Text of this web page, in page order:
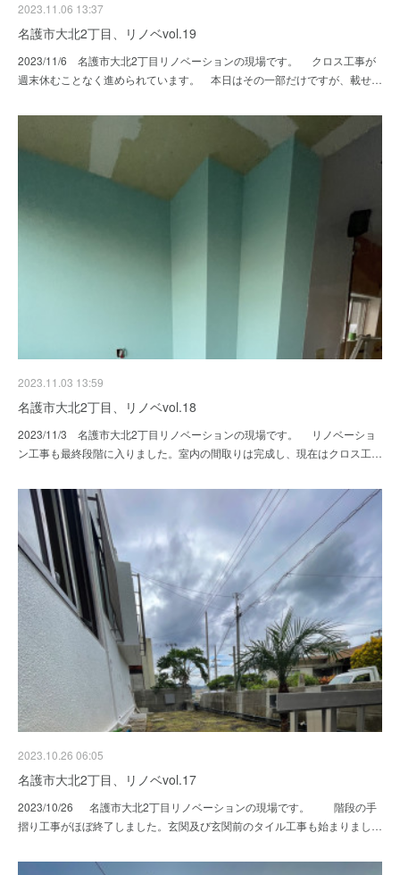
2023.11.06 13:37
名護市大北2丁目、リノベvol.19
2023/11/6 名護市大北2丁目リノベーションの現場です。 クロス工事が
週末休むことなく進められています。 本日はその一部だけですが、載せ…
2023.11.03 13:59
名護市大北2丁目、リノベvol.18
2023/11/3 名護市大北2丁目リノベーションの現場です。 リノベーショ
ン工事も最終段階に入りました。室内の間取りは完成し、現在はクロス工…
2023.10.26 06:05
名護市大北2丁目、リノベvol.17
2023/10/26 名護市大北2丁目リノベーションの現場です。 階段の手
摺り工事がほぼ終了しました。玄関及び玄関前のタイル工事も始まりまし…